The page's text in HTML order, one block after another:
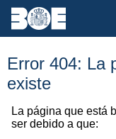
Error 404: La
existe
La página que está
ser debido a que: